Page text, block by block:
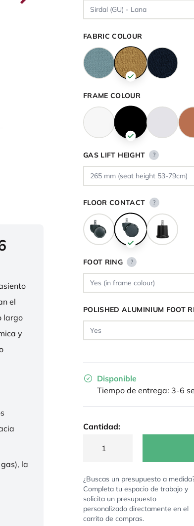
el
largo
y
la
FABRIC COLOUR
FRAME COLOUR
GAS LIFT HEIGHT ?
FLOOR CONTACT ?
FOOT RING ?
POLISHED ALUMINIUM FOOT
Disponible
Tiempo de entrega: 3-6
Cantidad:
¿Buscas un presupuesto a
Completa tu espacio de trabajo y
solicita un presupuesto
personalizado directamente en el
carrito de compras.